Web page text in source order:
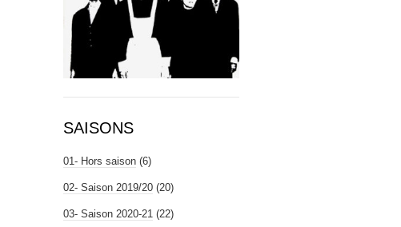
SAISONS
01- Hors saison (6)
02- Saison 2019/20 (20)
03- Saison 2020-21 (22)